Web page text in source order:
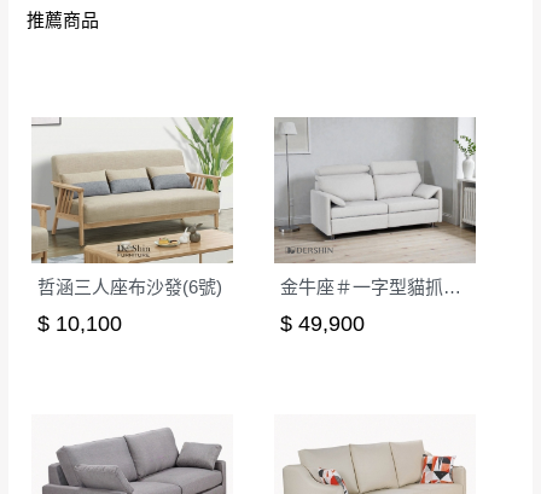
山區內等，或收貨地點搬運過於困難等因素，導致無
需以吊車或其他的吊掛方式吊運，費用將由買方自行
支付。
因大型傢俱有組裝、配送的問題，並非一般快速到貨
商品，無法指定特定時間送達，司機當天到貨前皆會
再與您通知，讓您不用整天在家等貨，以免浪費你的
寶貴時間。
如遇自然災害、政府宣布之災害警報等不可抗力情
百貨公司配送暫無法配合開店前、閉店後時段，並送
至百貨公司卸貨區為限，恕無法送至指定樓面。
遇百貨周年慶期間，恕暫停百貨公司相關運送 》
收送貨，敬請見諒！
本公司部份商品無維修服務，超過7日鑑賞
期，商品使用年限，因客人使用習慣、居家
環境不同。若屬人為因素導致商品損壞、零
件短缺，則維修、搬運費用，需由消費者自
行吸收(另事先與消費者報價，消費者同意將
會進行維修)。
如欲放置營業場所及公開場合之商品則無享
有商品一年保固之服務。
推薦商品
哲涵三人座布沙發(6號)
$ 10,100
金牛座＃一字型貓抓布電動沙發
$ 49,900